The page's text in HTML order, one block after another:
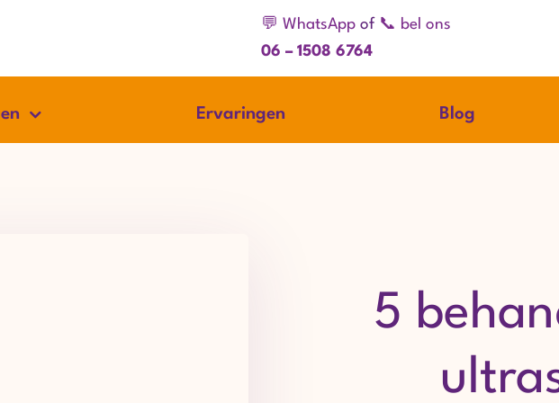
💬 WhatsAppof 📞 bel ons
06 – 1508 6764
Ervaringen Blog
5